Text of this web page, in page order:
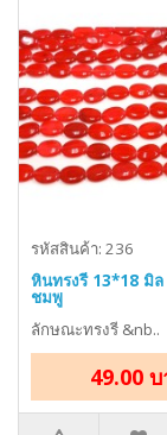
รหัสสินค้า: 236
หินทรงรี 13*18 มิ
ชมพู
ลักษณะทรงรี &nb..
49.00